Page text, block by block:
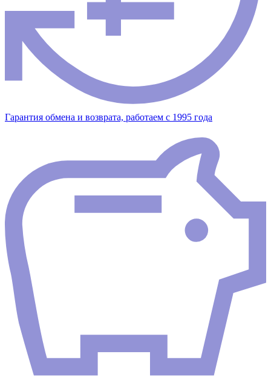
Гарантия обмена и возврата, работаем с 1995 года